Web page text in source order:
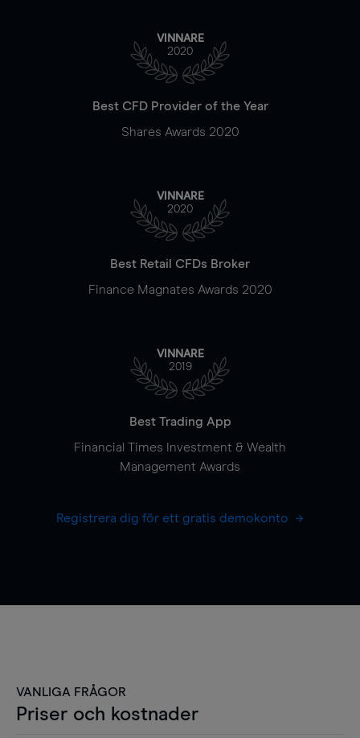
VINNARE
2020
Best CFD Provider of the Year
Shares Awards 2020
VINNARE
2020
Best Retail CFDs Broker
Finance Magnates Awards 2020
VINNARE
2019
Best Trading App
Financial Times Investment & Wealth
Management Awards
Registrera dig för ett gratis demokonto
VANLIGA FRÅGOR
Priser och kostnader